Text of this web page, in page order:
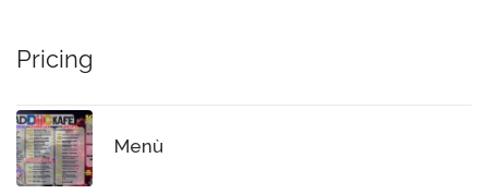
Pricing
Menù